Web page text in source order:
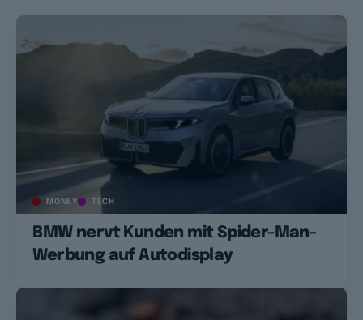
MONEY TECH
BMW nervt Kunden mit Spider-Man-
Werbung auf Autodisplay